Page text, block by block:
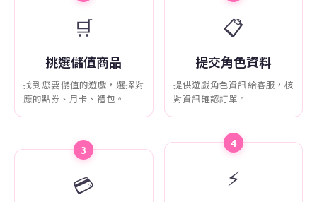
🛒
挑選儲值商品
找到您要儲值的遊戲，選擇對
應的點券、月卡、禮包。
📋
提交角色資料
提供遊戲角色資訊給客服，核
對資訊確認訂單。
3
💳
4
⚡